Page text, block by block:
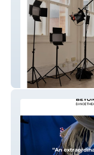
PS Studios